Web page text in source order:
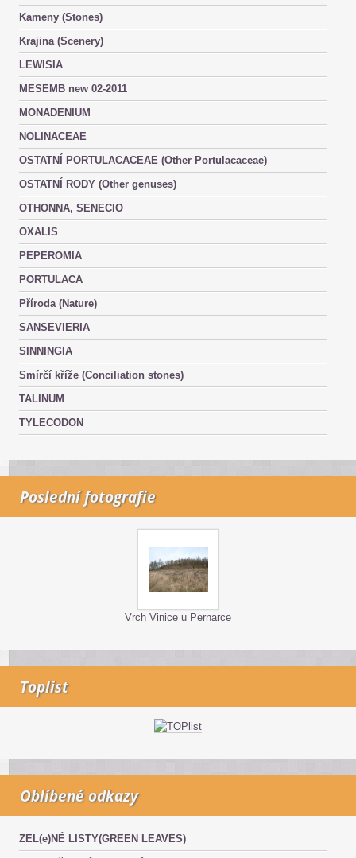
Kameny (Stones)
Krajina (Scenery)
LEWISIA
MESEMB new 02-2011
MONADENIUM
NOLINACEAE
OSTATNÍ PORTULACACEAE (Other Portulacaceae)
OSTATNÍ RODY (Other genuses)
OTHONNA, SENECIO
OXALIS
PEPEROMIA
PORTULACA
Příroda (Nature)
SANSEVIERIA
SINNINGIA
Smírčí kříže (Conciliation stones)
TALINUM
TYLECODON
Poslední fotografie
Vrch Vinice u Pernarce
Toplist
Oblíbené odkazy
ZEL(e)NÉ LISTY(GREEN LEAVES)